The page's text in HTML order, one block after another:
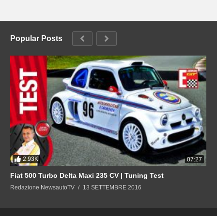
Popular Posts
2.93K 07:27
Fiat 500 Turbo Delta Maxi 235 CV | Tuning Test
Redazione NewsautoTV 13 SETTEMBRE 2016